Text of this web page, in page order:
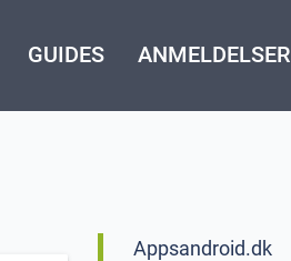
GUIDES ANMELDELSER
Appsandroid.dk